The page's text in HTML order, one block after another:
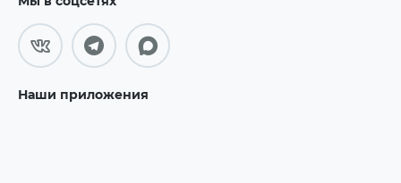
Наши приложения